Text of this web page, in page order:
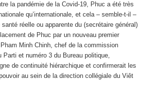
la pandémie de la Covid-19, Phuc a été très
qu’internationale, et cela – semble-t-il –
réelle ou apparente du (secrétaire général)
de Phuc par un nouveau premier
Minh Chinh, chef de la commission
Parti et numéro 3 du Bureau politique,
de continuité hiérarchique et confirmerait les
au sein de la direction collégiale du Viêt